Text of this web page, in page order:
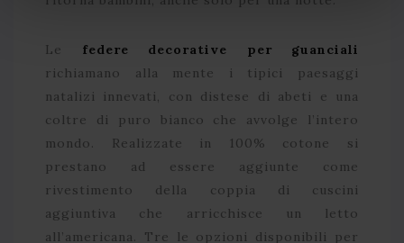
Le federe decorative per guanciali
richiamano alla mente i tipici paesaggi
natalizi innevati, con distese di abeti e una
coltre di puro bianco che avvolge l’intero
mondo. Realizzate in 100% cotone si
prestano ad essere aggiunte come
rivestimento della coppia di cuscini
aggiuntiva che arricchisce un letto
all’americana. Tre le opzioni disponibili per